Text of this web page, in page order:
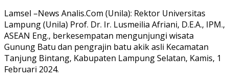
Lamsel –News Analis.Com (Unila): Rektor Universitas
Lampung (Unila) Prof. Dr. Ir. Lusmeilia Afriani, D.E.A., IPM.,
ASEAN Eng., berkesempatan mengunjungi wisata
Gunung Batu dan pengrajin batu akik asli Kecamatan
Tanjung Bintang, Kabupaten Lampung Selatan, Kamis, 1
Februari 2024.